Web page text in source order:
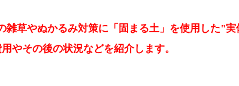
雑草やぬかるみ対策に「固まる土」を使用した"実
やその後の状況などを紹介します。